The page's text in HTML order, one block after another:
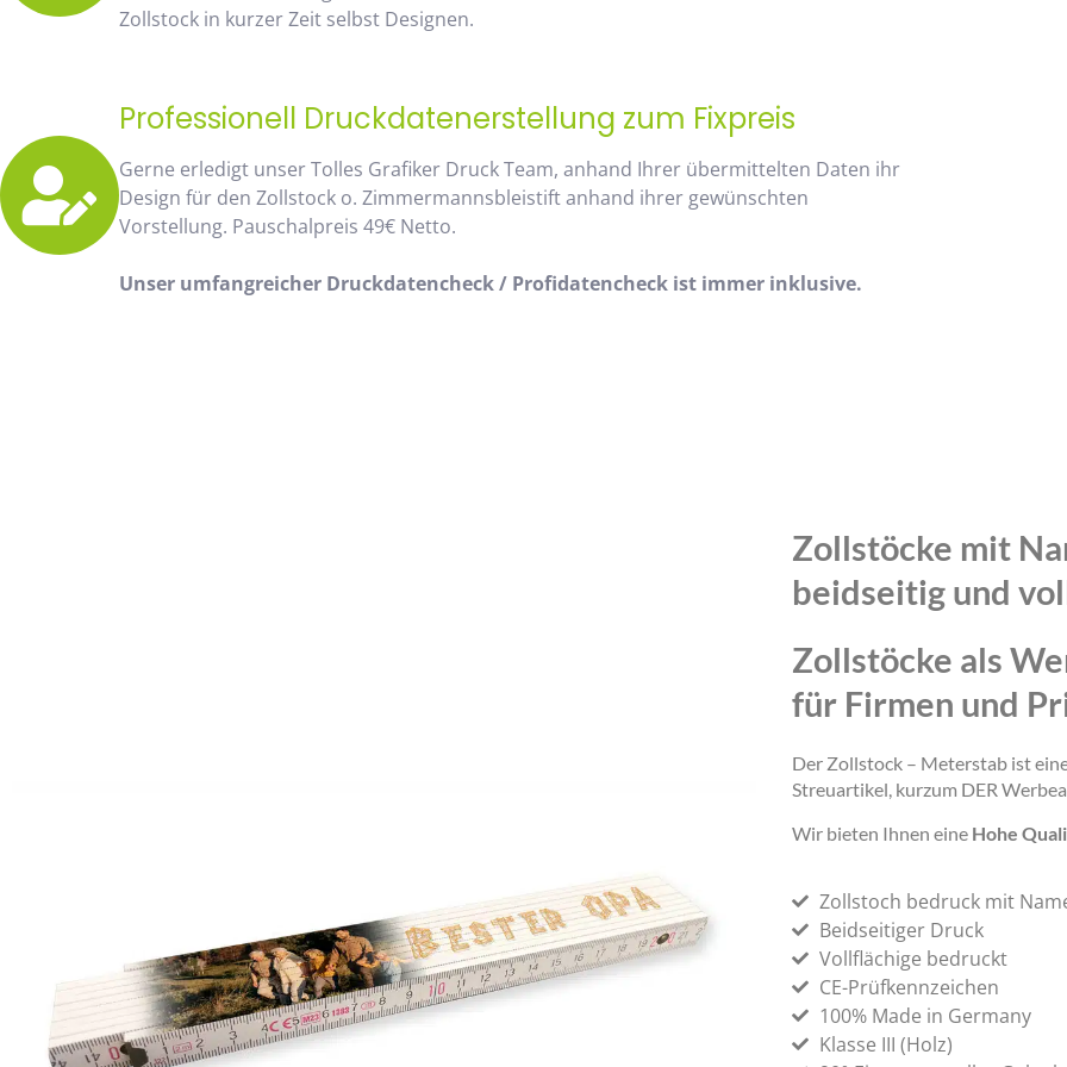
Zollstock in kurzer Zeit selbst Designen.
Professionell Druckdatenerstellung zum Fixpreis
Gerne erledigt unser Tolles Grafiker Druck Team, anhand Ihrer übermittelten Daten ihr
Design für den Zollstock o. Zimmermannsbleistift anhand ihrer gewünschten
Vorstellung. Pauschalpreis 49€ Netto.
Unser umfangreicher Druckdatencheck / Profidatencheck ist immer inklusive.
Zollstöcke mit
beidseitig und
Zollstöcke als
für Firmen und
Der Zollstock – Meterstab ist
Streuartikel, kurzum DER
Wir bieten Ihnen eine Hohe
Zollstoch bedruck mit
Beidseitiger Druck
Vollflächige bedruckt
CE-Prüfkennzeichen
100% Made in Germany
Klasse III (Holz)